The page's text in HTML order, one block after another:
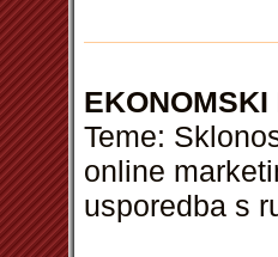
Teme:
online
usporedba s